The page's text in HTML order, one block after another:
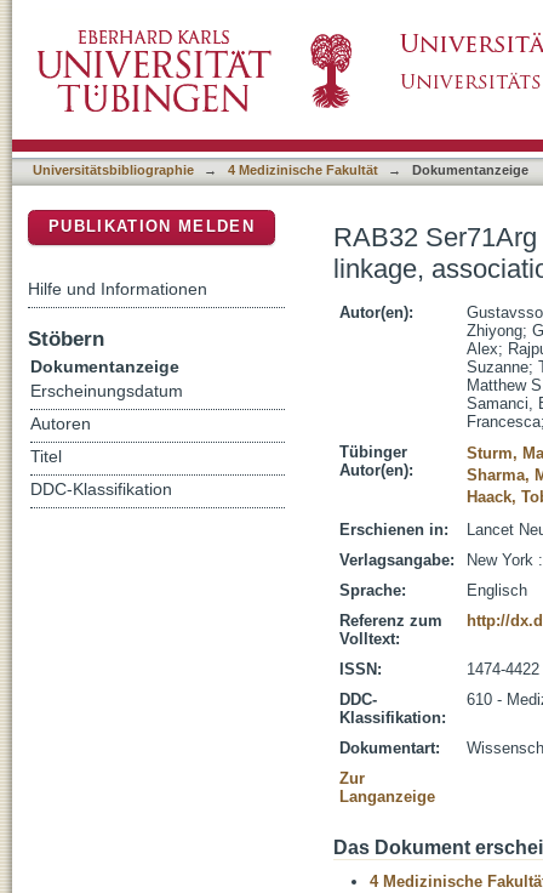
analyses
Universitätsbibliographie → 4 Medizinische Fakultät → Dokumentanzeige
RAB32
linkage,
Autor(en):
Zhiyong;
Alex;
Suzanne;
Matthew
Samanci,
Francesca
Tübinger
Autor(en):
Sturm,
Sharma,
Haack,
Erschienen in:
Lancet
Verlagsangabe:
New York
Sprache:
Englisch
Referenz zum
Volltext:
http://
ISSN:
1474-4422
DDC-
Klassifikation:
610 -
Dokumentart:
Zur
Langanzeige
Das Dokument
4 Medizinische
PUBLIKATION MELDEN
Hilfe und Informationen
Stöbern
Dokumentanzeige
Erscheinungsdatum
Autoren
Titel
DDC-Klassifikation